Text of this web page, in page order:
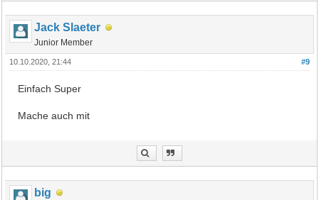
Jack Slaeter
Junior Member
#9
10.10.2020, 21:44
Einfach Super
Mache auch mit
big